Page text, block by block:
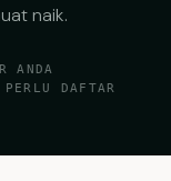
naik.
ANDA
DAFTAR